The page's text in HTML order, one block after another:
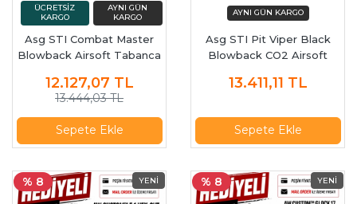
Asg STI Combat Master
Blowback Airsoft Tabanca
12.127,07 TL
13.444,03 TL
Sepete Ekle
Asg STI Pit Viper Black
Blowback CO2 Airsoft
13.411,11 TL
Sepete Ekle
% 8 % 8